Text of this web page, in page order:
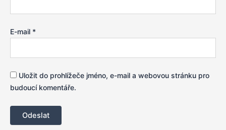
E-mail *
Uložit do prohlížeče jméno, e-mail a webovou stránku pro
budoucí komentáře.